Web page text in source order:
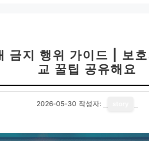
금지 행위 가이드 | 보호
교 꿀팁 공유해요
2026-05-30 작성자: